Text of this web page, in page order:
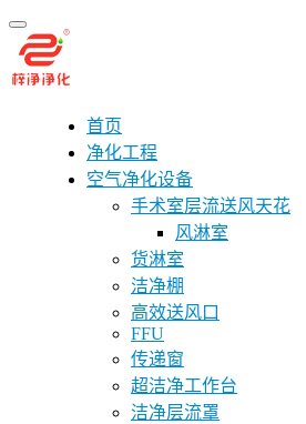
首页
净化工程
空气净化设备
手术室层流送风天花
风淋室
货淋室
洁净棚
高效送风口
FFU
传递窗
超洁净工作台
洁净层流罩